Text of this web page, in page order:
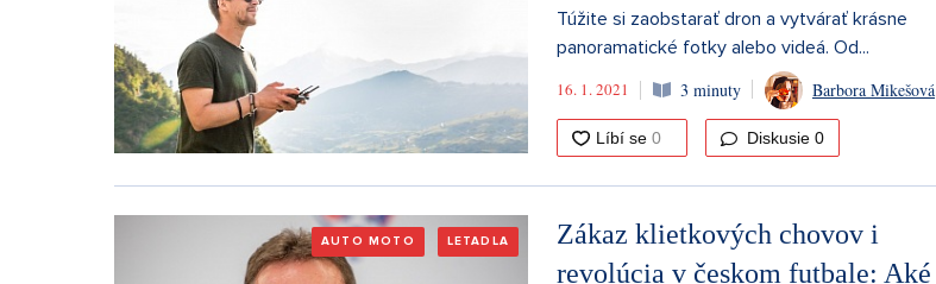
Túžite si zaobstarať dron a vytvárať krásne
panoramatické fotky alebo videá. Od...
16. 1. 2021 3 minuty Barbora Mikešová
Diskusie 0
AUTO MOTO LETADLA
Zákaz klietkových chovov i
revolúcia v českom futbale: Aké